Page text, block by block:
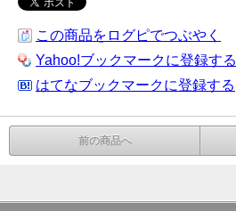
この商品をログピでつぶやく
Yahoo!ブックマークに登録する
はてなブックマークに登録する
前の商品へ